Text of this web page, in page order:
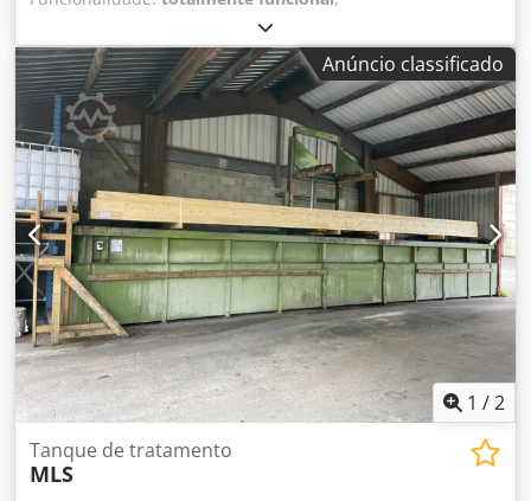
DESCRIÇÃO/CARACTERÍSTICAS: Impressora offset para
etiquetas a 5 cores, com unidade flexográfica e sistema de
corte e estampagem em linha. Máquina equipada com: •
Unidade de desenrolamento • Guia de banda BST •
Secagem UV LED (5) • Barra de viragem • Unidades offset: 5
• Unidade flexográfica • Câmara de registo BST Chedpfx
Aezrxdpen Hja • Lavador automático dos cilindros de tinta •
Alimentador automático de matrizes • Unidade de corte
semi-rotativa com cilindro magnético • Unidade de
enrolamento com sistema de corte longitudinal (lâminas) •
Painel de controlo de entintagem + CIP 3 para ajuste
automático de cor • Sistema de arrefecimento de tintas •
Mesa de perfuração de matrizes CCD • Sistema de registo
automático
Anúncio classificado
1 /2
Tanque de tratamento
MLS